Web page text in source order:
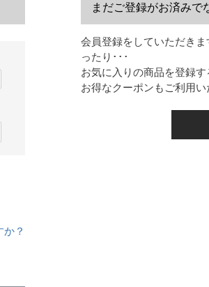
？
まだご登録がお済みで
会員登録をしていただき
ったり･･･
お気に入りの商品を登録
お得なクーポンもご利用